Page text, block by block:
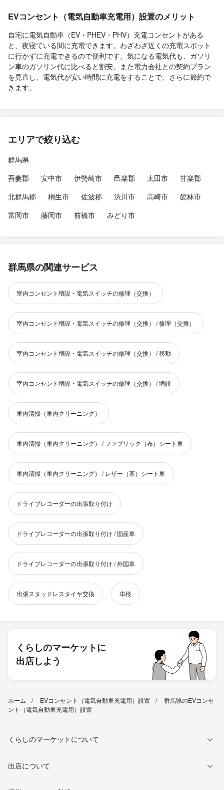
EVコンセント（電気自動車充電用）設置のメリット
自宅に電気自動車（EV・PHEV・PHV）充電コンセントがある
と、夜寝ている間に充電できます。わざわざ近くの充電スポット
に行かずに充電できるので便利です。気になる電気代も、ガソリ
ン車のガソリン代に比べると割安。また電力会社との契約プラン
を見直し、電気代が安い時間に充電をすることで、さらに節約で
きます。
エリアで絞り込む
群馬県
吾妻郡
安中市 伊勢崎市 邑楽郡 太田市
甘楽郡
北群馬郡
桐生市 佐波郡 渋川市 高崎市
館林市
富岡市
藤岡市 前橋市 みどり市
群馬県の関連サービス
室内コンセント増設・電気スイッチの修理（交換）
室内コンセント増設・電気スイッチの修理（交換） / 修理（交換）
室内コンセント増設・電気スイッチの修理（交換） / 移動
室内コンセント増設・電気スイッチの修理（交換） / 増設
車内清掃（車内クリーニング）
車内清掃（車内クリーニング） / ファブリック（布）シート車
車内清掃（車内クリーニング） / レザー（革）シート車
ドライブレコーダーの出張取り付け
ドライブレコーダーの出張取り付け / 国産車
ドライブレコーダーの出張取り付け / 外国車
出張スタッドレスタイヤ交換 車検
くらしのマーケットに
出店しよう
ホーム EVコンセント（電気自動車充電用）設置
群馬県のEVコンセ
ント（電気自動車充電用）設置
くらしのマーケットについて
出店について